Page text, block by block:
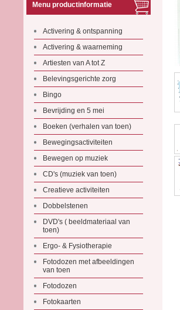
Menu productinformatie
Activering & ontspanning
Activering & waarneming
Artiesten van A tot Z
Belevingsgerichte zorg
Bingo
Bevrijding en 5 mei
Boeken (verhalen van toen)
Bewegingsactiviteiten
Bewegen op muziek
CD's (muziek van toen)
Creatieve activiteiten
Dobbelstenen
DVD's ( beeldmateriaal van
toen)
Ergo- & Fysiotherapie
Fotodozen met afbeeldingen
van toen
Fotodozen
Fotokaarten